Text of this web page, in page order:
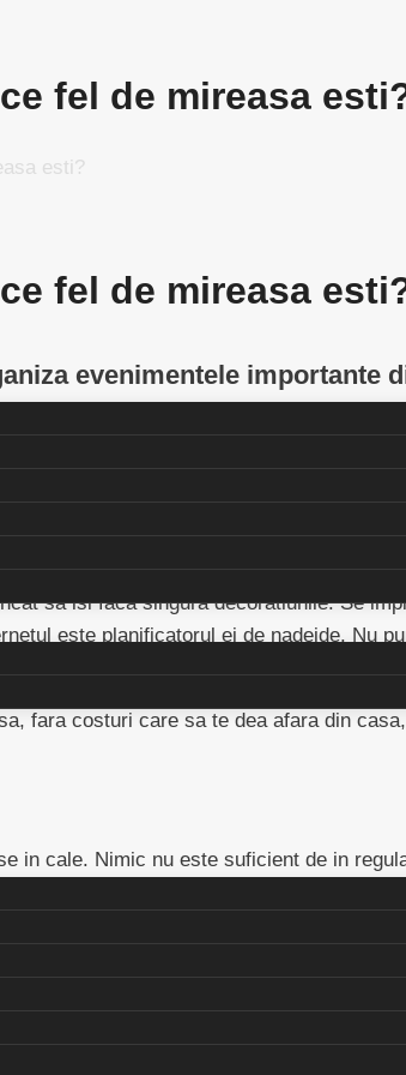
fel de mireasa
esti?
fel de mireasa
evenimentele importante
doar si poate! Astfel
7 – Tipuri de mirese,in
sa isi faca singura decoratiunile. Se
este planificatorul ei de nadejde. Nu
fara costuri care sa te dea afara din
in cale. Nimic nu este suficient de in
pe partile bune si reusitele
bineinteles, asta doar daca nu esti